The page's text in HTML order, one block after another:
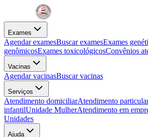
Exames
Agendar examesBuscar examesExames
genômicosExames toxicológicosConvênios
Vacinas
Agendar vacinasBuscar vacinas
Serviços
Atendimento domiciliarAtendimento
infantilUnidade MulherAtendimento em
Unidades
Ajuda